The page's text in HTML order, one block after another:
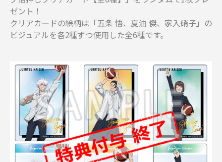
ゼント！
クリアカードの絵柄は「五条 悟、夏油 傑、家入硝子」の
ビジュアルを各2種ずつ使用した全6種です。